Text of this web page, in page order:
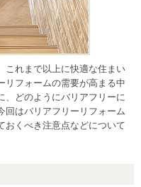
これまで以上に快適な住まい
リフォームの需要が高まる中
、どのようにバリアフリーに
回はバリアフリーリフォーム
おくべき注意点などについて